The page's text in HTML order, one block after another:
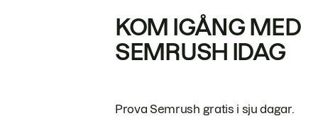
KOM IGÅNG MED
SEMRUSH IDAG
Prova Semrush gratis i sju dagar.